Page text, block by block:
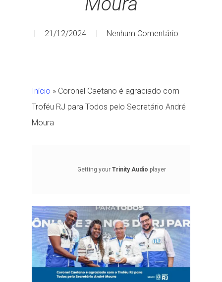
21/12/2024 Nenhum Comentário
Início » Coronel Caetano é agraciado com
Troféu RJ para Todos pelo Secretário André
Moura
Getting your Trinity Audio player
ready...